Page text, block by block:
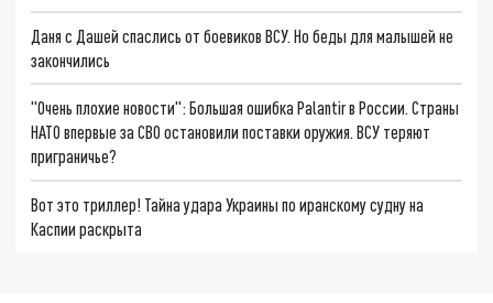
Даня с Дашей спаслись от боевиков ВСУ. Но беды для малышей не
закончились
"Очень плохие новости": Большая ошибка Palantir в России. Страны
НАТО впервые за СВО остановили поставки оружия. ВСУ теряют
приграничье?
Вот это триллер! Тайна удара Украины по иранскому судну на
Каспии раскрыта